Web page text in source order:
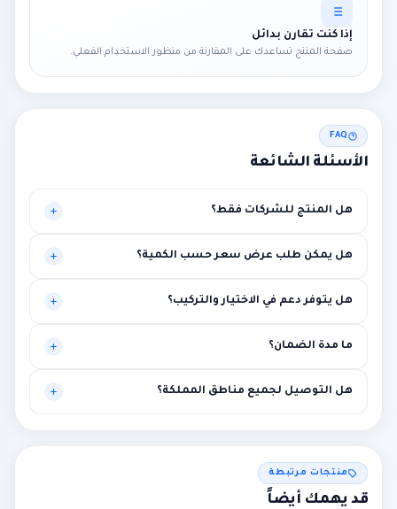
إذا كنت تقارن بدائل
صفحة المنتج تساعدك على المقارنة من منظور الاستخدام الفعلي.
FAQ
الأسئلة الشائعة
هل المنتج للشركات فقط؟
مستوى أعلى من الاستقرار.
هل يمكن طلب عرض سعر حسب الكمية؟
هل يتوفر دعم في الاختيار والتركيب؟
ما مدة الضمان؟
هل التوصيل لجميع مناطق المملكة؟
منتجات مرتبطة
قد يهمك أيضاً